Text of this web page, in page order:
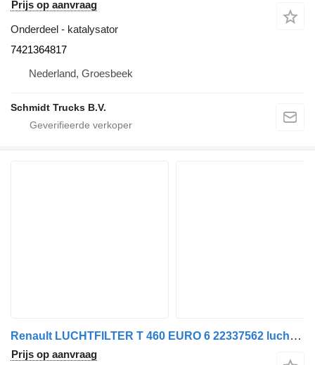
Prijs op aanvraag
Onderdeel - katalysator
7421364817
Nederland, Groesbeek
Schmidt Trucks B.V.
Renault LUCHTFILTER T 460 EURO 6 22337562 luchtfilterhuis voor vrachtwagen
Prijs op aanvraag